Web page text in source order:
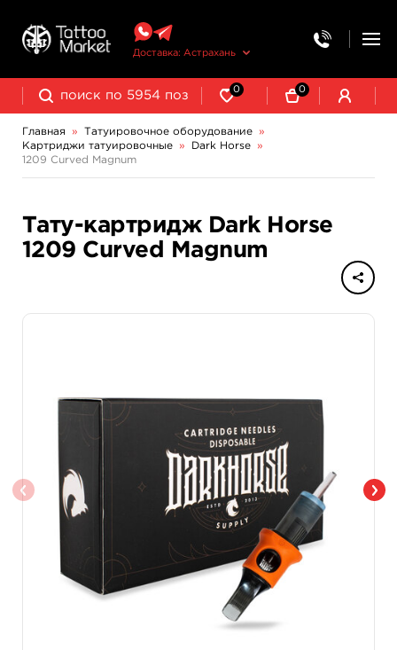
Доставка: Астрахань
0 0
Главная » Татуировочное оборудование
»
Картриджи татуировочные
» Dark Horse
»
1209 Curved Magnum
Тату-картридж Dark Horse
1209 Curved Magnum